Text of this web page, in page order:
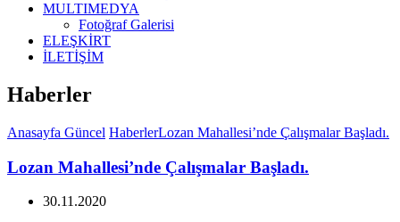
MULTIMEDYA
Fotoğraf Galerisi
ELEŞKİRT
İLETİŞİM
Haberler
Anasayfa Güncel HaberlerLozan Mahallesi’nde Çalışmalar Başladı.
Lozan Mahallesi’nde Çalışmalar Başladı.
30.11.2020